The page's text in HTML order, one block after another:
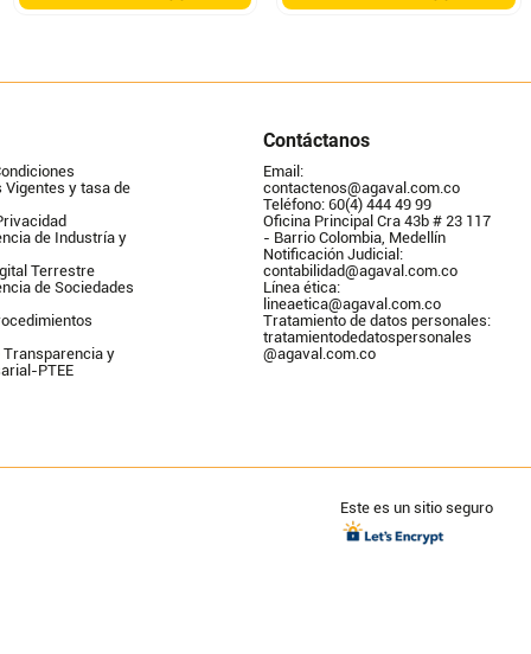
Vigentes y tasa de
de Industría y
Terrestre
de Sociedades
Transparencia y
PTEE
Contáctanos
Email:
contactenos@agaval.com.co
Teléfono: 60(4) 444 49 99
Oficina Principal Cra 43b # 23 117
- Barrio Colombia, Medellín
Notificación Judicial:
contabilidad@agaval.com.co
Línea ética:
lineaetica@agaval.com.co
Tratamiento de datos personales:
tratamientodedatospersonales
@agaval.com.co
Este es un sitio seguro